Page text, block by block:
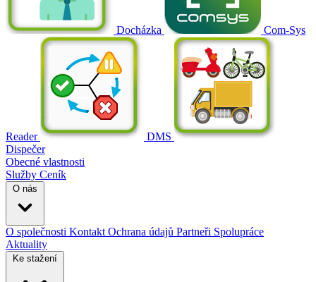
Docházka Com-Sys
Reader
DMS
Dispečer
Obecné vlastnosti
Služby Ceník
O nás
O společnosti Kontakt Ochrana údajů Partneři Spolupráce
Aktuality
Ke stažení